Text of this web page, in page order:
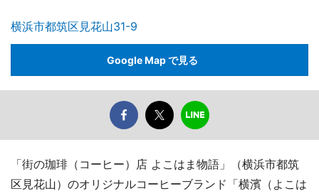
横浜市都筑区見花山31-9
Google Map で見る
「街の珈琲（コーヒー）店 よこはま物語」（横浜市都筑
区見花山）のオリジナルコーヒーブランド「横濱（よこは